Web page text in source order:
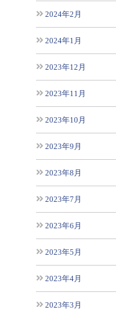
2024年2月
2024年1月
2023年12月
2023年11月
2023年10月
2023年9月
2023年8月
2023年7月
2023年6月
2023年5月
2023年4月
2023年3月